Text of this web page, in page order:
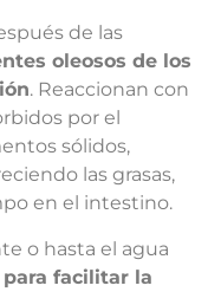
de las
oleosos de los
. Reaccionan con
por el
sólidos,
las grasas,
en el intestino.
o hasta el agua
para facilitar la